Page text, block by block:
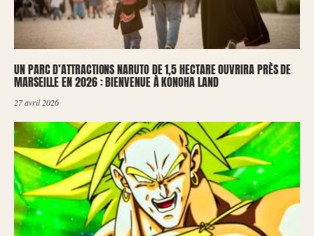
UN PARC D’ATTRACTIONS NARUTO DE 1,5 HECTARE OUVRIRA PRÈS DE
MARSEILLE EN 2026 : BIENVENUE À KONOHA LAND
27 avril 2026